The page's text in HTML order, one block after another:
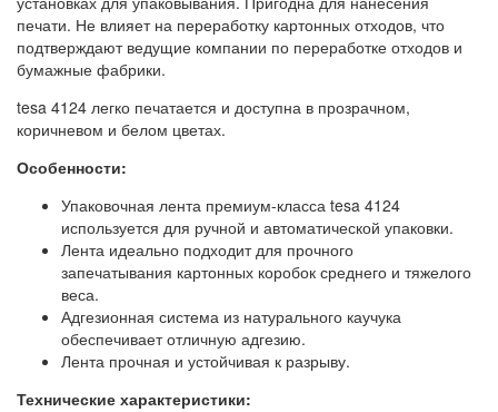
печати. Не влияет на переработку картонных отходов, что
подтверждают ведущие компании по переработке отходов и
бумажные фабрики.
tesa 4124 легко печатается и доступна в прозрачном,
коричневом и белом цветах.
Особенности:
Упаковочная лента премиум-класса tesa 4124
используется для ручной и автоматической упаковки.
Лента идеально подходит для прочного
запечатывания картонных коробок среднего и тяжелого
веса.
Адгезионная система из натурального каучука
обеспечивает отличную адгезию.
Лента прочная и устойчивая к разрыву.
Технические характеристики: